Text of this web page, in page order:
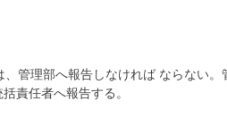
管理部へ報告しなければ ならない
責任者へ報告する。